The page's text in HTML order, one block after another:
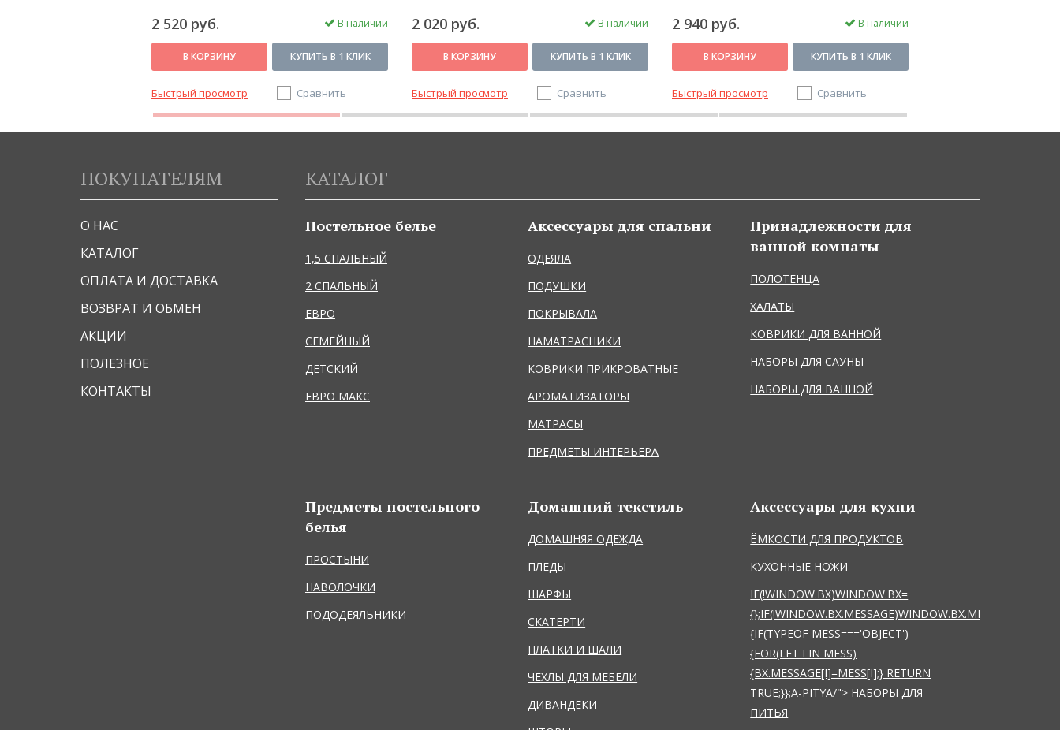
2 520 руб. В наличии
В КОРЗИНУ КУПИТЬ В 1 КЛИК
Быстрый просмотр Сравнить
2 020 руб. В наличии
В КОРЗИНУ КУПИТЬ В 1 КЛИК
Быстрый просмотр Сравнить
2 940 руб. В наличии
В КОРЗИНУ КУПИТЬ В 1 КЛИК
Быстрый просмотр Сравнить
ПОКУПАТЕЛЯМ
О НАС
КАТАЛОГ
ОПЛАТА И ДОСТАВКА
ВОЗВРАТ И ОБМЕН
АКЦИИ
ПОЛЕЗНОЕ
КОНТАКТЫ
КАТАЛОГ
Постельное белье
1,5 СПАЛЬНЫЙ
2 СПАЛЬНЫЙ
ЕВРО
СЕМЕЙНЫЙ
ДЕТСКИЙ
ЕВРО МАКС
Аксессуары для спальни
ОДЕЯЛА
ПОДУШКИ
ПОКРЫВАЛА
НАМАТРАСНИКИ
КОВРИКИ ПРИКРОВАТНЫЕ
АРОМАТИЗАТОРЫ
МАТРАСЫ
ПРЕДМЕТЫ ИНТЕРЬЕРА
Принадлежности для
ванной комнаты
ПОЛОТЕНЦА
ХАЛАТЫ
КОВРИКИ ДЛЯ ВАННОЙ
НАБОРЫ ДЛЯ САУНЫ
НАБОРЫ ДЛЯ ВАННОЙ
Предметы постельного
белья
ПРОСТЫНИ
НАВОЛОЧКИ
ПОДОДЕЯЛЬНИКИ
Домашний текстиль
ДОМАШНЯЯ ОДЕЖДА
ПЛЕДЫ
ШАРФЫ
СКАТЕРТИ
ПЛАТКИ И ШАЛИ
ЧЕХЛЫ ДЛЯ МЕБЕЛИ
ДИВАНДЕКИ
Аксессуары для кухни
ЁМКОСТИ ДЛЯ ПРОДУКТОВ
КУХОННЫЕ НОЖИ
IF(!WINDOW.BX)WINDOW.BX=
{IF(TYPEOF MESS==='OBJECT')
{FOR(LET I IN MESS)
{BX.MESSAGE[I]=MESS[I];} RETURN
TRUE;}};A-PITYA/"> НАБОРЫ ДЛЯ
ПИТЬЯ